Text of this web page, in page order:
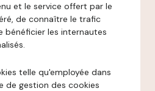
et le service offert par le
de connaître le trafic
bénéficier les internautes
telle qu'employée dans
de gestion des cookies